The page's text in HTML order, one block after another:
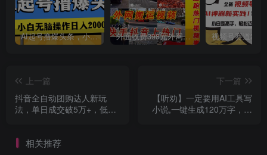
AI起号撸爆头条，小白也能操作，日入2000+ 外面收费398元外网超跑豪车汽车视频搬运至快手抖音上热门项目
上一篇
抖音全自动团购达人新玩
法，单日成交破5万+，低成
下一篇
【听劝】一定要用AI工具写
小说,一键生成120万字，躺
相关推荐